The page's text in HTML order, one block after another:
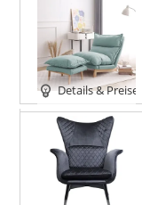
Details & Preise